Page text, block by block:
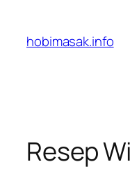
content
hobimasak.info
Resep